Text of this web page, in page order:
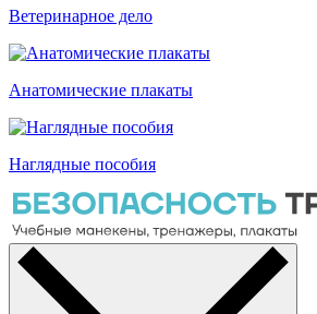
Ветеринарное дело
Анатомические плакаты
Наглядные пособия